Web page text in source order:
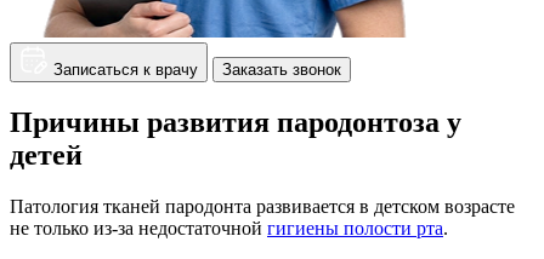
Записаться к врачу Заказать звонок
Причины развития пародонтоза у
детей
Патология тканей пародонта развивается в детском возрасте
не только из-за недостаточной гигиены полости рта.